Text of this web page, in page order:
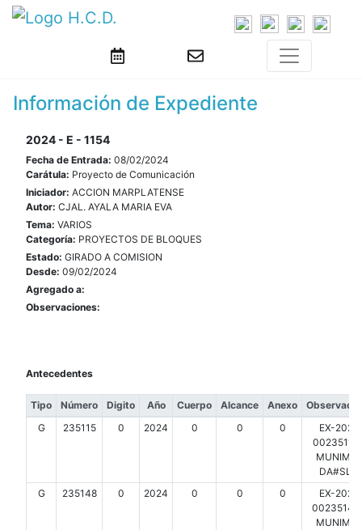
Información de Expediente
2024 - E - 1154
Fecha de Entrada: 08/02/2024
Carátula: Proyecto de Comunicación
Iniciador: ACCION MARPLATENSE
Autor: CJAL. AYALA MARIA EVA
Tema: VARIOS
Categoría: PROYECTOS DE BLOQUES
Estado: GIRADO A COMISION
Desde: 09/02/2024
Agregado a:
Observaciones:
Antecedentes
Tipo Número Digito Año Cuerpo Alcance Anexo
G
235115 0 2024 0 0 0
EX-
G
235148 0 2024 0 0 0
EX-